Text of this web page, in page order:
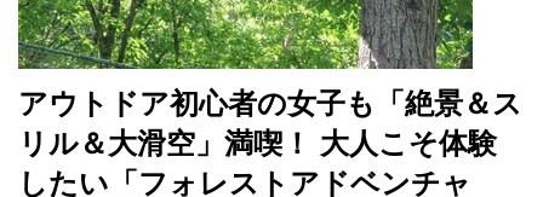
アウトドア初心者の女子も「絶景＆ス
リル＆大滑空」満喫！ 大人こそ体験
したい「フォレストアドベンチャ